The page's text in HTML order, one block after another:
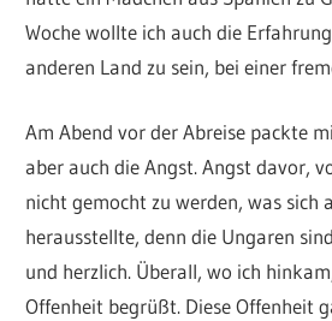
Woche wollte ich auch die
anderen Land zu sein, bei einer
Am Abend vor der Abreise packte
aber auch die Angst. Angst davor,
nicht gemocht zu werden, was sich
herausstellte, denn die Ungaren
und herzlich. Überall, wo ich
Offenheit begrüßt. Diese Offenheit